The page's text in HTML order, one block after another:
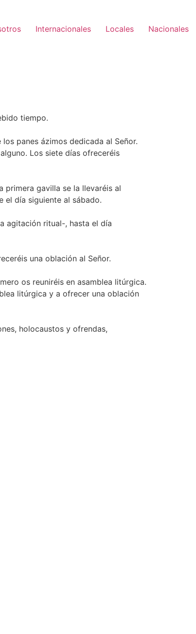
Internacionales Locales Nacionales
tiempo.
panes ázimos dedicada al Señor.
Los siete días ofreceréis
primera gavilla se la llevaréis al
el día siguiente al sábado.
agitación ritual-, hasta el día
una oblación al Señor.
os reuniréis en asamblea litúrgica.
litúrgica y a ofrecer una oblación
holocaustos y ofrendas,